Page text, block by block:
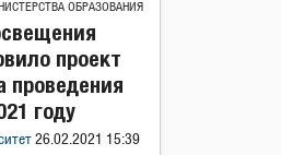
ОБРАЗОВАНИЯ
проект
проведения
году
26.02.2021 15:39